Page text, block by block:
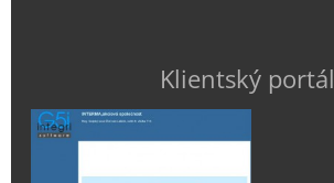
Klientský portál